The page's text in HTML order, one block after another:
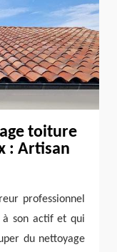
toiture
: Artisan
professionnel
à son actif et qui
du nettoyage